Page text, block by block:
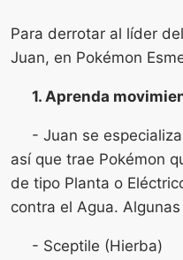
Para derrotar al líder
Juan, en Pokémon
1. Aprenda
- Juan se
así que trae Pokémon
de tipo Planta o
contra el Agua.
- Sceptile (Hierba)